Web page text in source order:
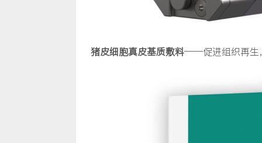
猪皮细胞真皮基质敷料——促进组织再生